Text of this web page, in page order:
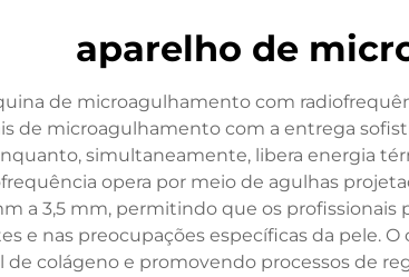
aparelho de
de microagulhamento com
de microagulhamento com a entrega
simultaneamente, libera energia
opera por meio de agulhas
a 3,5 mm, permitindo que os
e nas preocupações específicas da pele.
de colágeno e promovendo processos de